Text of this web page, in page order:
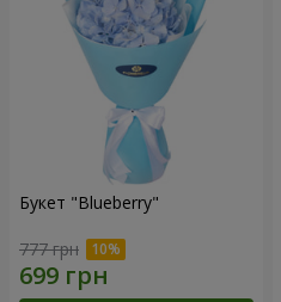
Букет "Blueberry"
777 грн